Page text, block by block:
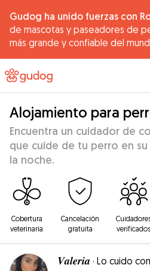
Gudog ha unido fuerzas con
de mascotas y paseadores de
más grande y confiable del
Alojamiento para
Encuentra un cuidador de
que cuide de tu perro en
la noche.
Cobertura
veterinaria
Cancelación
gratuita
verificados
𝑽𝒂𝒍𝒆𝒓𝒊𝒂 · Lo cuido